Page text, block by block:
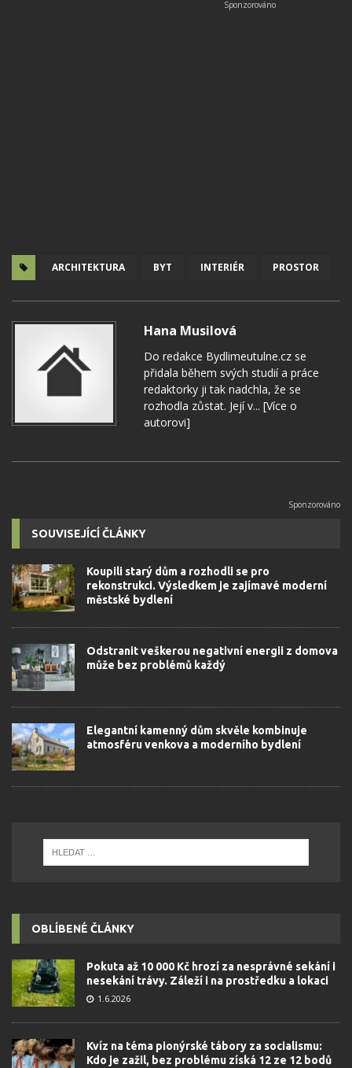
ARCHITEKTURA BYT INTERIÉR PROSTOR
Hana Musilová
Do redakce Bydlimeutulne.cz se
přidala během svých studií a práce
redaktorky ji tak nadchla, že se
rozhodla zůstat. Její v... [Více o
autorovi]
SOUVISEJÍCÍ ČLÁNKY
Koupili starý dům a rozhodli se pro
rekonstrukci. Výsledkem je zajímavé moderní
městské bydlení
Odstranit veškerou negativní energii z domova
může bez problémů každý
Elegantní kamenný dům skvěle kombinuje
atmosféru venkova a moderního bydlení
OBLÍBENÉ ČLÁNKY
Pokuta až 10 000 Kč hrozí za nesprávné sekání i
nesekání trávy. Záleží i na prostředku a lokaci
1.6.2026
Kvíz na téma pionýrské tábory za socialismu:
Kdo je zažil, bez problému získá 12 ze 12 bodů